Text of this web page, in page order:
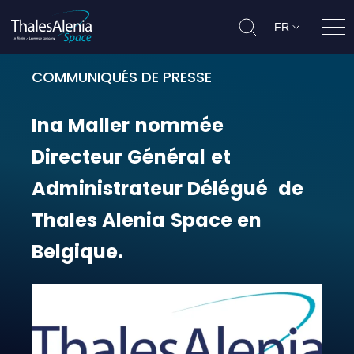
FR
COMMUNIQUÉS DE PRESSE
Ina Maller nommée Directeur
Ina Maller nommée
Directeur Général et
Administrateur Délégué de
ThalesAlenia Space en
Belgique.